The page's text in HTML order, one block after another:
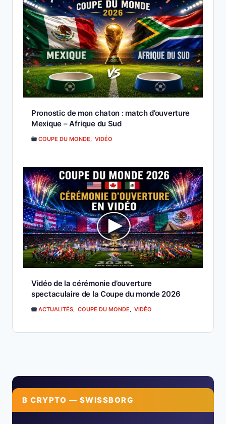
Pronostic de mon chaton : match d’ouverture
Mexique – Afrique du Sud
COUPE DU MONDE VIDÉO
Vidéo de la cérémonie d’ouverture
spectaculaire de la Coupe du monde 2026
ACTUALITÉS, COUPE DU MONDE, VIDÉO
₿ CRYPTO — SWISSBORG